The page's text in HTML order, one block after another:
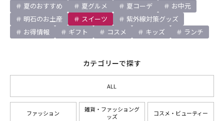
夏のおすすめ 夏グルメ 夏コーデ
お中元
明石のお土産
スイーツ
紫外線対策グッズ
お得情報
ギフト コスメ キッズ ランチ
カテゴリーで探す
ALL
ファッション
雑貨・ファッショング
ッズ
コスメ・ビューティー